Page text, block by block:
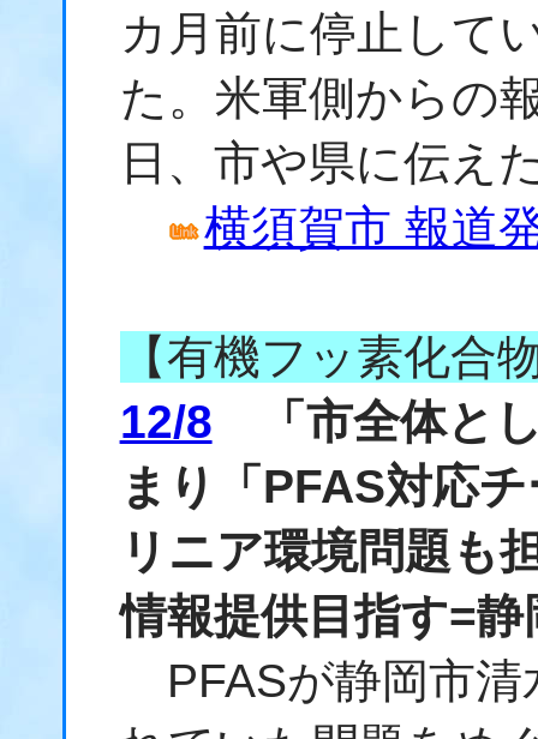
カ月前に停止して
た。米軍側からの
日、市や県に伝え
横須賀市 報道
【有機フッ素化合
12/8 「市全体と
まり「PFAS対応
リニア環境問題も
情報提供目指す=静
PFASが静岡市清